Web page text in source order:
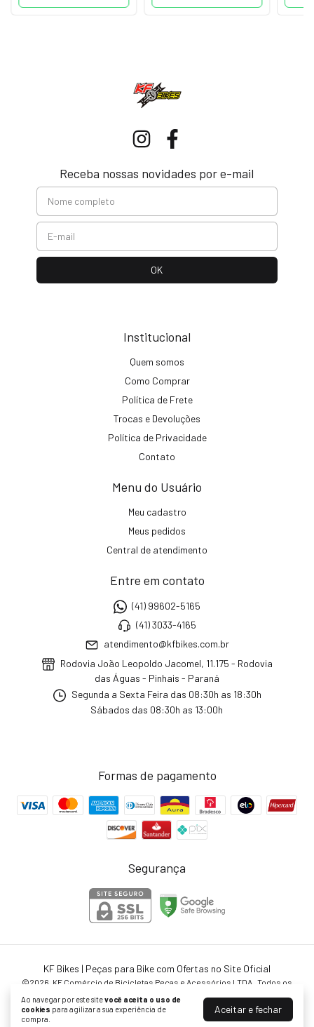
Ao navegar por este sitevocê aceita o uso de
cookies para agilizar a sua experiência de
compra.
Aceitar e fechar
Receba nossas novidades por e-mail
Institucional
Quem somos
Como Comprar
Política de Frete
Trocas e Devoluções
Política de Privacidade
Contato
Menu do Usuário
Meu cadastro
Meus pedidos
Central de atendimento
Entre em contato
(41) 99602-5165
(41) 3033-4165
atendimento@kfbikes.com.br
Rodovia João Leopoldo Jacomel, 11.175 - Rodovia
das Águas - Pinhais - Paraná
Segunda a Sexta Feira das 08:30h as 18:30h
Sábados das 08:30h as 13:00h
Formas de pagamento
Segurança
KF Bikes | Peças para Bike com Ofertas no Site Oficial
©2026. KF Comércio de Bicicletas Peças e Acessórios LTDA . Todos os